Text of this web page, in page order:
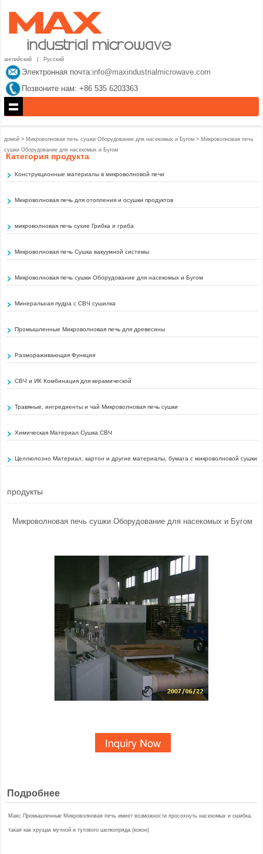
английский| Русский
Электронная почта:info@maxindustrialmicrowave.com
Позвоните нам: +86 535 6203363
домой > Микроволновая печь сушки Оборудование для насекомых и Бугом > Микроволновая печь
сушки Оборудование для насекомых и Бугом
Категория продукта
Конструкционные материалы в микроволновой печи
Микроволновая печь для отопления и осушки продуктов
микроволновая печь сухие Грибка и гриба
Микроволновая печь Сушка вакуумной системы
Микроволновая печь сушки Оборудование для насекомых и Бугом
Минеральная пудра с СВЧ сушилка
Промышленные Микроволновая печь для древесины
Размораживающая Функция
СВЧ и ИК Комбинация для керамической
Травяные, ингредиенты и чай Микроволновая печь сушки
Химическая Материал Сушка СВЧ
Целлюлозно Материал, картон и другие материалы, бумага с микроволновой сушки
продукты
Микроволновая печь сушки Оборудование для насекомых и Бугом
Подробнее
Макс Промышленные Микроволновая печь имеет возможности просохнуть насекомых и ошибка,
такая как хрущак мучной и тутового шелкопряда (кокон)